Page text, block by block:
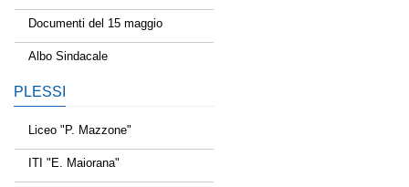
Documenti del 15 maggio
Albo Sindacale
PLESSI
Liceo "P. Mazzone"
ITI "E. Maiorana"